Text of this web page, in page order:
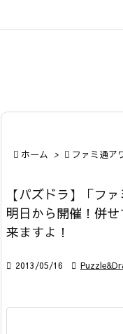
 ホーム >  ファミ通ア
【パズドラ】「フ
明日から開催！併
来ますよ！
 2013/05/16 